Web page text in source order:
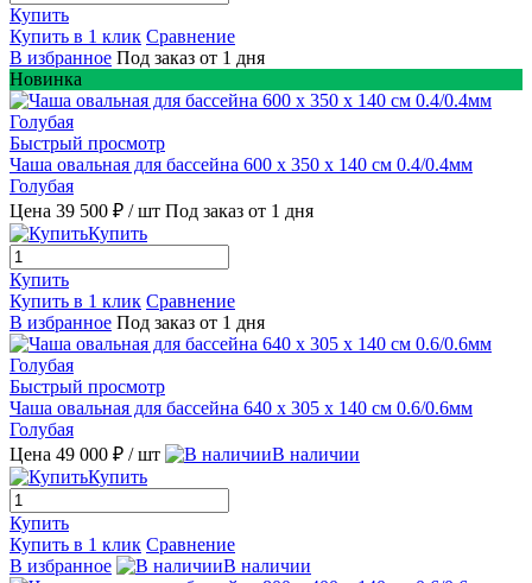
Купить
Купить в 1 клик Сравнение
В избранное Под заказ от 1 дня
Новинка
Быстрый просмотр
Чаша овальная для бассейна 600 х 350 х 140 см 0.4/0.4мм
Голубая
Цена 39 500 ₽ / шт Под заказ от 1 дня
Купить
Купить
Купить в 1 клик Сравнение
В избранное Под заказ от 1 дня
Быстрый просмотр
Чаша овальная для бассейна 640 х 305 х 140 см 0.6/0.6мм
Голубая
Цена 49 000 ₽ / шт
В наличии
Купить
Купить
Купить в 1 клик Сравнение
В избранное
В наличии